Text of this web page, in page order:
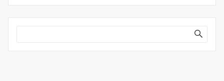
カ
ブ